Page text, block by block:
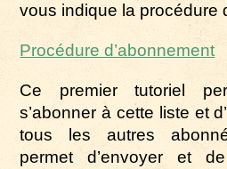
vous indique la procédure
Procédure d’abonnement
Ce premier tutoriel
s’abonner à cette liste et
tous les autres
permet d’envoyer et